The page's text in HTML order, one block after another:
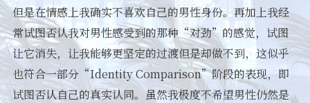
但是在情感上我确实不喜欢自己的男性身份。再加上我经
常试图否认我对男性感受到的那种“对劲”的感觉，试图
让它消失，让我能够更坚定的过渡但是却做不到，这似乎
也符合一部分“Identity Comparison”阶段的表现，即
试图否认自己的真实认同。虽然我极度不希望男性仍然是